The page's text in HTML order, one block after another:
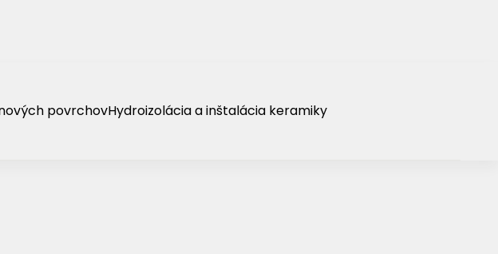
povrchovHydroizolácia a inštalácia keramiky